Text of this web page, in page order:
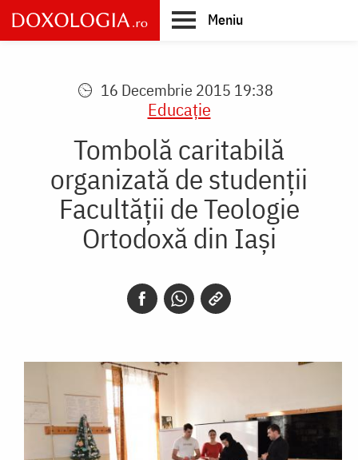
Skip
to
main
Meniu
16 Decembrie 2015 19:38
Educaţie
Tombolă caritabilă
organizată de studenții
Facultății de Teologie
Ortodoxă din Iași